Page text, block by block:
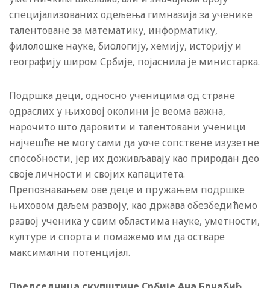
специјализованих одељења гимназија за ученике
талентоване за математику, информатику,
филолошке науке, биологију, хемију, историју и
географију широм Србије, појаснила је министарка.
Подршка деци, односно ученицима од стране
одраслих у њиховој околини је веома важна,
нарочито што даровити и талентовани ученици
најчешће не могу сами да уоче сопствене изузетне
способности, јер их доживљавају као природан део
своје личности и својих капацитета.
Препознавањем ове деце и пружањем подршке
њиховом даљем развоју, као држава обезбедићемо
развој ученика у свим областима науке, уметности,
културе и спорта и помажемо им да остваре
максимални потенцијал.